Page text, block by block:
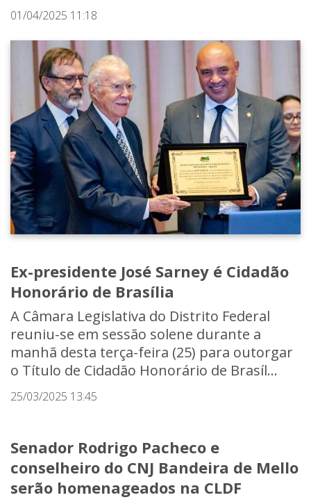
01/04/2025 11:18
Ex-presidente José Sarney é Cidadão
Honorário de Brasília
A Câmara Legislativa do Distrito Federal
reuniu-se em sessão solene durante a
manhã desta terça-feira (25) para outorgar
o Título de Cidadão Honorário de Brasíl...
25/03/2025 13:45
Senador Rodrigo Pacheco e
conselheiro do CNJ Bandeira de Mello
serão homenageados na CLDF